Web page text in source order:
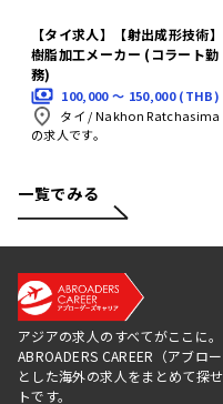
【タイ求人】【射出成形技術】
樹脂加工メーカー (コラート勤
務)
100,000 〜 150,000 (THB)
タイ /Nakhon Ratchasima
の求人です。
一覧でみる
アジアの求人のすべてがここに。
ABROADERS CAREER（アブロ
とした海外の求人をまとめて探
トです。